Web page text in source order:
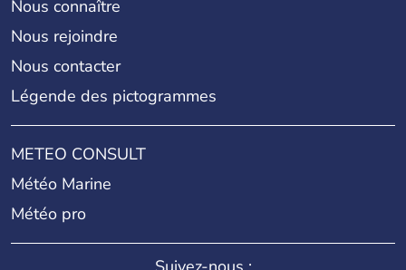
Nous connaître
Nous rejoindre
Nous contacter
Légende des pictogrammes
METEO CONSULT
Météo Marine
Météo pro